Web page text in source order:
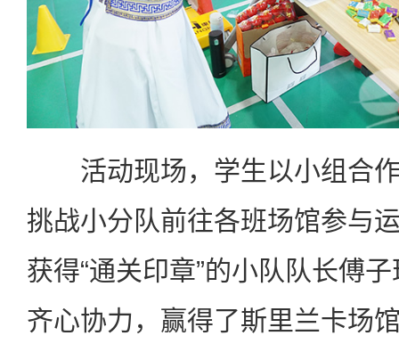
活动现场，学生以小组合作
挑战小分队前往各班场馆参与
获得“通关印章”的小队队长傅
齐心协力，赢得了斯里兰卡场